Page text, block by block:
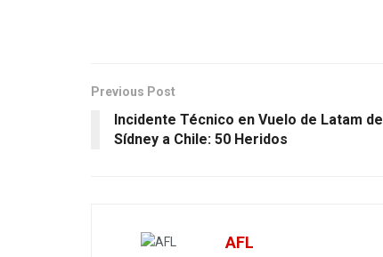
Previous Post
Incidente Técnico en Vuelo de Latam de
Sídney a Chile: 50 Heridos
AFL